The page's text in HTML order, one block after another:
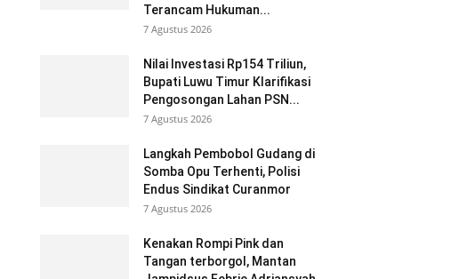
Terancam Hukuman...
7 Agustus 2026
Nilai Investasi Rp154 Triliun,
Bupati Luwu Timur Klarifikasi
Pengosongan Lahan PSN...
7 Agustus 2026
Langkah Pembobol Gudang di
Somba Opu Terhenti, Polisi
Endus Sindikat Curanmor
7 Agustus 2026
Kenakan Rompi Pink dan
Tangan terborgol, Mantan